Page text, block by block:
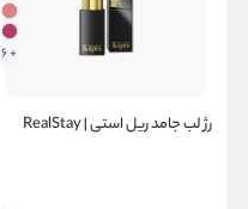
+ 6
رژ لب جامد ریل استی | RealStay